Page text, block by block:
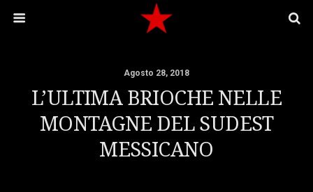
Agosto 28, 2018
L’ULTIMA BRIOCHE NELLE
MONTAGNE DEL SUDEST
MESSICANO